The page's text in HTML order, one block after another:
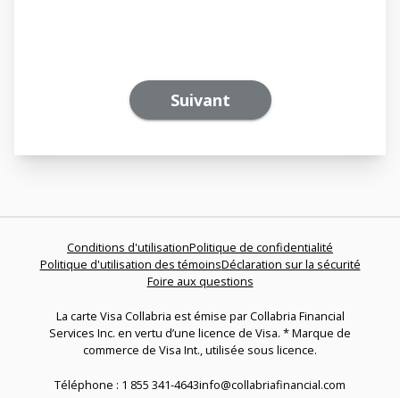
Suivant
Conditions d'utilisationPolitique de confidentialité
Politique d'utilisation des témoinsDéclaration sur la sécurité
Foire aux questions
La carte Visa Collabria est émise par Collabria Financial
Services Inc. en vertu d’une licence de Visa. * Marque de
commerce de Visa Int., utilisée sous licence.
Téléphone : 1 855 341-4643info@collabriafinancial.com